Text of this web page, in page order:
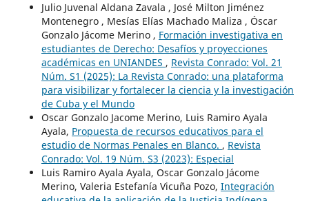
Julio Juvenal Aldana Zavala , José Milton Jiménez
Montenegro , Mesías Elías Machado Maliza , Óscar
Gonzalo Jácome Merino , Formación investigativa en
estudiantes de Derecho: Desafíos y proyecciones
académicas en UNIANDES , Revista Conrado: Vol. 21
Núm. S1 (2025): La Revista Conrado: una plataforma
para visibilizar y fortalecer la ciencia y la investigación
de Cuba y el Mundo
Oscar Gonzalo Jacome Merino, Luis Ramiro Ayala
Ayala, Propuesta de recursos educativos para el
estudio de Normas Penales en Blanco. , Revista
Conrado: Vol. 19 Núm. S3 (2023): Especial
Luis Ramiro Ayala Ayala, Oscar Gonzalo Jácome
Merino, Valeria Estefanía Vicuña Pozo, Integración